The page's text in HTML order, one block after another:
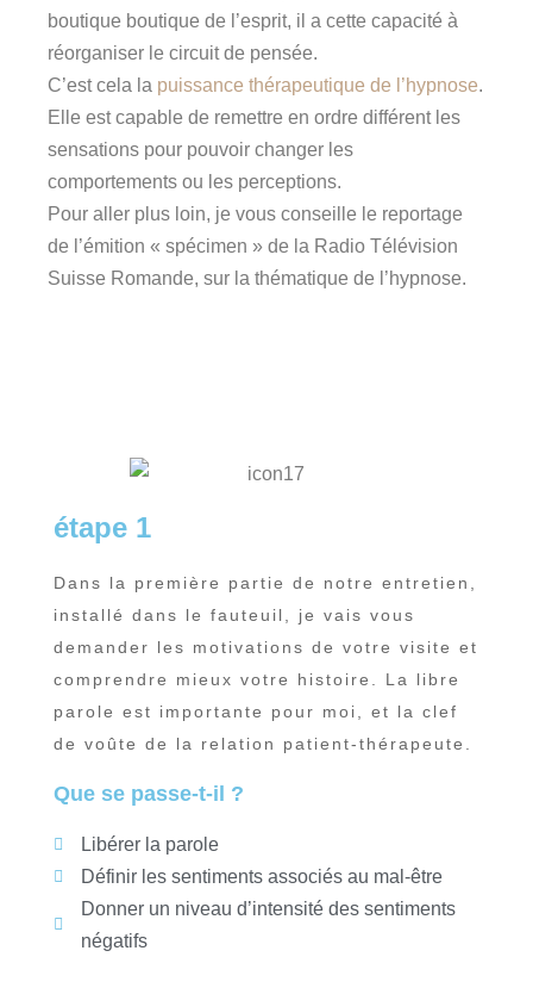
boutique boutique de l’esprit, il a cette capacité à
réorganiser le circuit de pensée.
C’est cela la puissance thérapeutique de l’hypnose.
Elle est capable de remettre en ordre différent les
sensations pour pouvoir changer les
comportements ou les perceptions.
Pour aller plus loin, je vous conseille le reportage
de l’émition « spécimen » de la Radio Télévision
Suisse Romande, sur la thématique de l’hypnose.
étape 1
Dans la première partie de notre entretien,
installé dans le fauteuil, je vais vous
demander les motivations de votre visite et
comprendre mieux votre histoire. La libre
parole est importante pour moi, et la clef
de voûte de la relation patient-thérapeute.
Que se passe-t-il ?
Libérer la parole
Définir les sentiments associés au mal-être
Donner un niveau d’intensité des sentiments
négatifs